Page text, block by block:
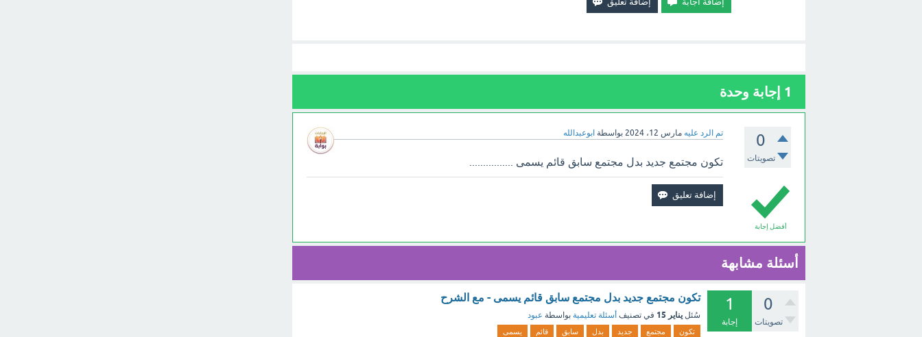
1 إجابة وحدة
0
تصويتات
تم الرد عليه مارس 12، 2024 بواسطة ابوعبدالله
أفضل إجابة
تكون مجتمع جديد بدل مجتمع سابق قائم يسمى ................
أسئلة مشابهة
0
تصويتات
1
إجابة
تكون مجتمع جديد بدل مجتمع سابق قائم يسمى - مع الشرح
سُئل يناير 15 في تصنيف أسئلة تعليمية بواسطة عبود
تكون مجتمع جديد بدل سابق قائم يسمى